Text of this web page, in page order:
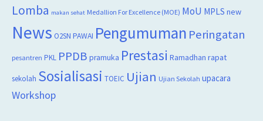
Lomba makan sehat Medallion For Excellence (MOE) MoU MPLS new
News O2SN PAWAI Pengumuman Peringatan
pesantren PKL PPDB pramuka Prestasi Ramadhan rapat
sekolah Sosialisasi TOEIC Ujian Ujian Sekolah upacara
Workshop